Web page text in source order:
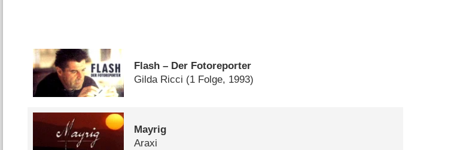
Flash – Der Fotoreporter
Gilda Ricci (1 Folge, 1993)
Mayrig
Araxi